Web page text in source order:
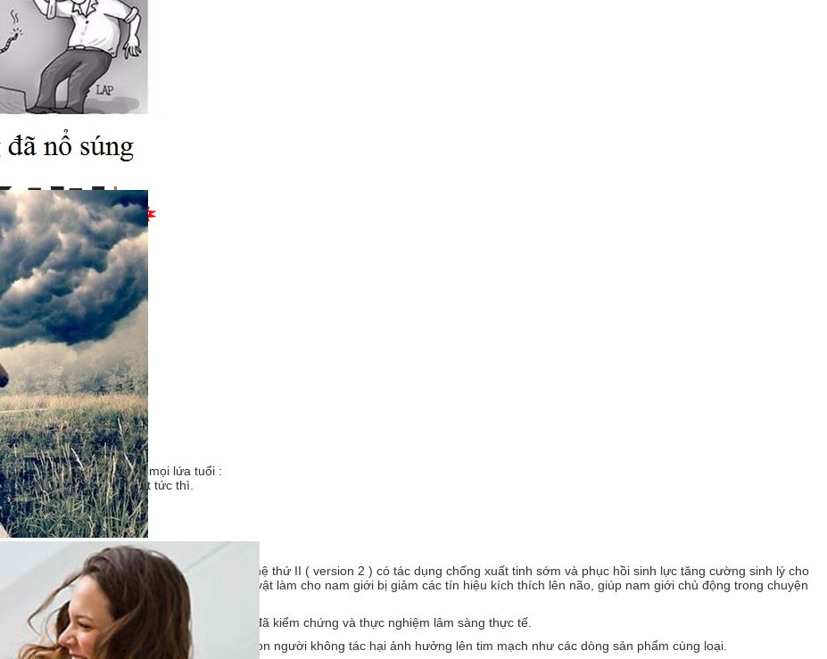
đời sống chăn gối cho mọi lứa tuổi :
cỡ đường kính dương vật tức thì.
tạo da quy đầu.
hệ bền bỉ.
Giới Ultimate D** là một dạng thuốc xịt thế hệ thứ II ( version 2 ) có tác dụng chống xuất tinh sớm và phục hồi sinh lực tăng cường sinh lý cho
Ultimate D** có tác dụng gây tê dương vật làm cho nam giới bị giảm các tín hiệu kích thích lên não, giúp nam giới chủ động trong chuyện
.
tăng cường sức khỏe sinh lý mà khoa học đã kiểm chứng và thực nghiệm lâm sàng thực tế.
giới hiệu quả. Tuyệt đối an toàn sức khỏe con người không tác hại ảnh hưởng lên tim mạch như các dòng sản phẩm cùng loại.